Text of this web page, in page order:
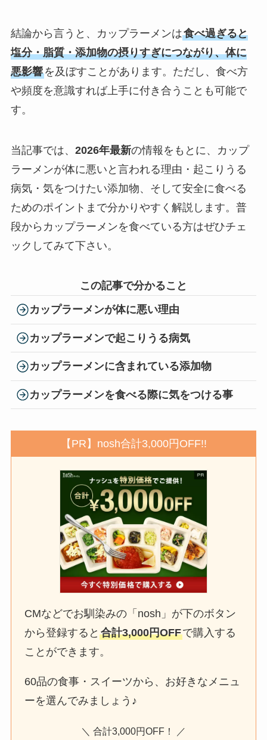
結論から言うと、カップラーメンは食べ過ぎると
塩分・脂質・添加物の摂りすぎにつながり、体に
悪影響を及ぼすことがあります。ただし、食べ方
や頻度を意識すれば上手に付き合うことも可能で
す。
当記事では、 2026年最新の情報をもとに、カップ
ラーメンが体に悪いと言われる理由・起こりうる
病気・気をつけたい添加物、そして安全に食べる
ためのポイントまで分かりやすく解説します。普
段からカップラーメンを食べている方はぜひチェ
ックしてみて下さい。
この記事で分かること
カップラーメンが体に悪い理由
カップラーメンで起こりうる病気
カップラーメンに含まれている添加物
カップラーメンを食べる際に気をつける事
【PR】nosh合計3,000円OFF!!
CMなどでお馴染みの「nosh」が下のボタン
から登録すると合計3,000円OFFで購入する
ことができます。
60品の食事・スイーツから、お好きなメニュ
ーを選んでみましょう♪
＼ 合計3,000円OFF！ ／